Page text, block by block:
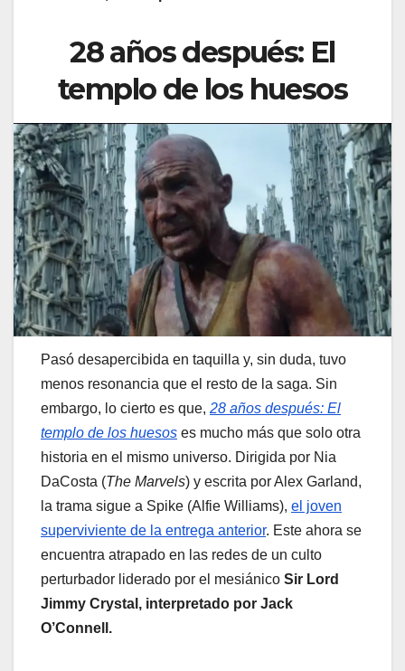
28 años después: El
templo de los huesos
Pasó desapercibida en taquilla y, sin duda, tuvo
menos resonancia que el resto de la saga. Sin
embargo, lo cierto es que, 28 años después: El
templo de los huesos es mucho más que solo otra
historia en el mismo universo. Dirigida por Nia
DaCosta (The Marvels) y escrita por Alex Garland,
la trama sigue a Spike (Alfie Williams), el joven
superviviente de la entrega anterior. Este ahora se
encuentra atrapado en las redes de un culto
perturbador liderado por el mesiánico Sir Lord
Jimmy Crystal, interpretado por Jack
O’Connell.